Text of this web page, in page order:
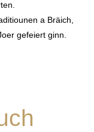
a Bräich,
gefeiert ginn.